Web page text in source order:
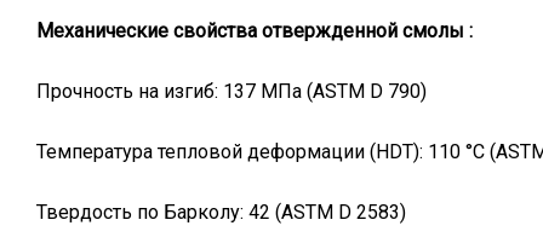
Механические свойства отвержденной смолы :
Прочность на изгиб: 137 МПа (ASTM D 790)
Температура тепловой деформации (HDT): 110 °C
Твердость по Барколу: 42 (ASTM D 2583)